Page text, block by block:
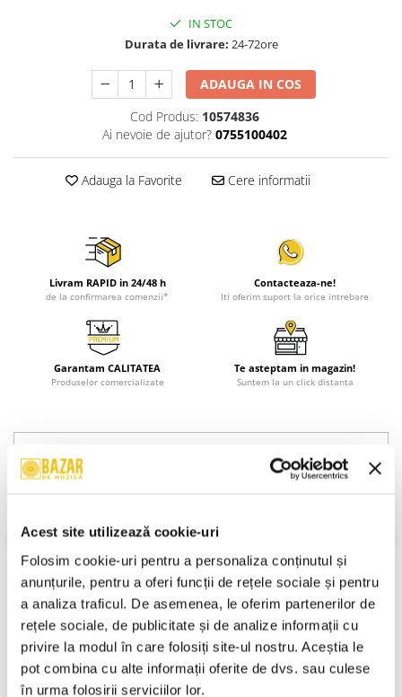
Acest site utilizează cookie-uri
Folosim cookie-uri pentru a personaliza conținutul și
anunțurile, pentru a oferi funcții de rețele sociale și pentru
a analiza traficul. De asemenea, le oferim partenerilor de
rețele sociale, de publicitate și de analize informații cu
privire la modul în care folosiți site-ul nostru. Aceștia le
pot combina cu alte informații oferite de dvs. sau culese
în urma folosirii serviciilor lor.
IN STOC
Durata de livrare: 24-72ore
ADAUGA IN COS
Cod Produs: 10574836
Ai nevoie de ajutor? 0755100402
Adauga la Favorite Cere informatii
Livram RAPID in 24/48 h
de la confirmarea comenzii*
Contacteaza-ne!
Iti oferim suport la orice intrebare
Garantam CALITATEA
Produselor comercializate
Te asteptam in magazin!
Suntem la un click distanta
Descriere
Stare Disc:Mint (M)
Stare Coperta:Near Mint (NM or M-)
Informatii conformitate produs
Review-uri(0)